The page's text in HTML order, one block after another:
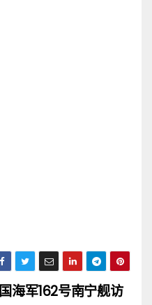
海军162号南宁舰访